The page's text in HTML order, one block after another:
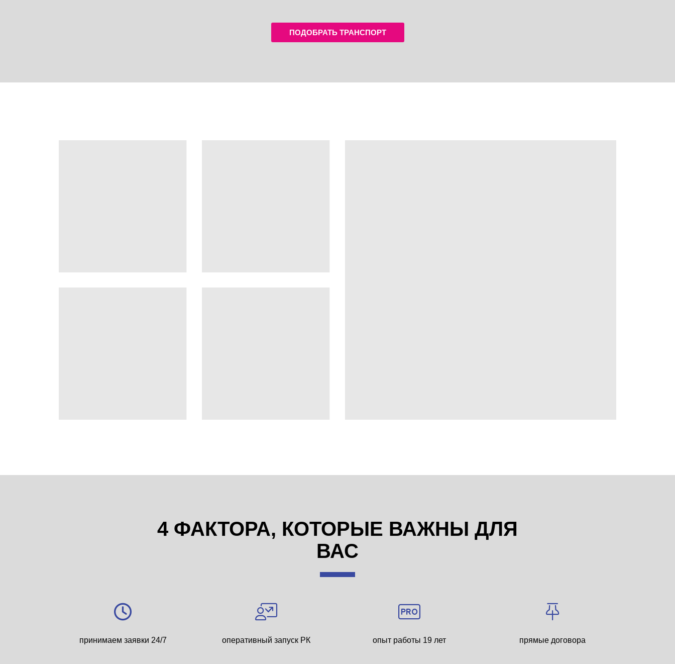
ПОДОБРАТЬ ТРАНСПОРТ
4 ФАКТОРА, КОТОРЫЕ ВАЖНЫ ДЛЯ
ВАС
принимаем заявки 24/7 оперативный запуск РК опыт работы 19 лет прямые договора